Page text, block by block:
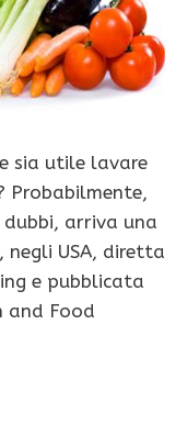
sia utile lavare
Probabilmente,
arriva una
negli USA, diretta
e pubblicata
and Food